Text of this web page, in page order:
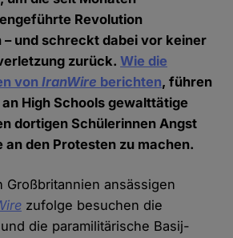
Revolution
– und schreckt dabei vor keiner
zurück.Wie die
vonIranWire berichten, führen
High Schools gewalttätige
dortigen Schülerinnen Angst
an den Protesten zu machen.
Großbritannien ansässigen
zufolge besuchen die
die paramilitärische Basij-